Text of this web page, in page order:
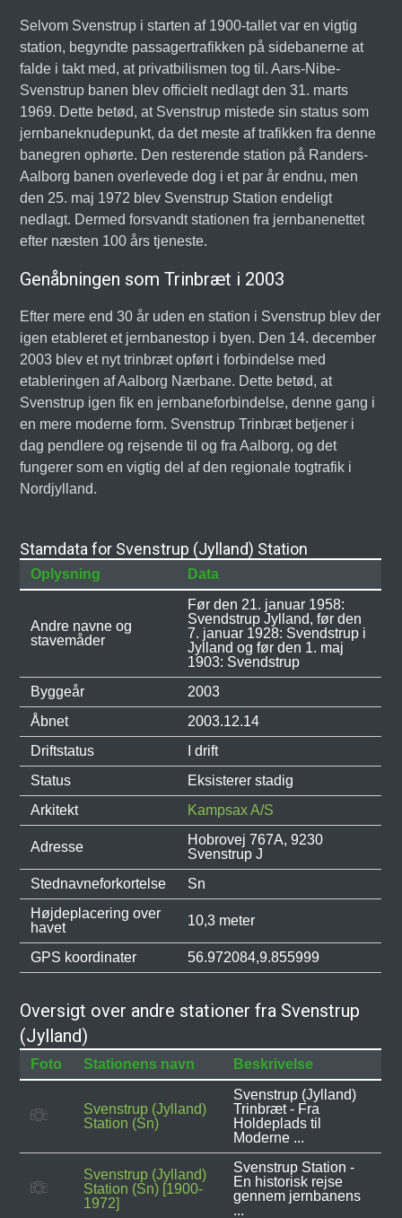
Selvom Svenstrup i starten af 1900-tallet var en vigtig
station, begyndte passagertrafikken på sidebanerne at
falde i takt med, at privatbilismen tog til. Aars-Nibe-
Svenstrup banen blev officielt nedlagt den 31. marts
1969. Dette betød, at Svenstrup mistede sin status som
jernbaneknudepunkt, da det meste af trafikken fra denne
banegren ophørte. Den resterende station på Randers-
Aalborg banen overlevede dog i et par år endnu, men
den 25. maj 1972 blev Svenstrup Station endeligt
nedlagt. Dermed forsvandt stationen fra jernbanenettet
efter næsten 100 års tjeneste.
Genåbningen som Trinbræt i 2003
Efter mere end 30 år uden en station i Svenstrup blev der
igen etableret et jernbanestop i byen. Den 14. december
2003 blev et nyt trinbræt opført i forbindelse med
etableringen af Aalborg Nærbane. Dette betød, at
Svenstrup igen fik en jernbaneforbindelse, denne gang i
en mere moderne form. Svenstrup Trinbræt betjener i
dag pendlere og rejsende til og fra Aalborg, og det
fungerer som en vigtig del af den regionale togtrafik i
Nordjylland.
Stamdata for Svenstrup (Jylland) Station
Oplysning Data
Andre navne og
stavemåder
Før den 21. januar 1958:
Svendstrup Jylland, før den
7. januar 1928: Svendstrup i
Jylland og før den 1. maj
1903: Svendstrup
Byggeår
2003
Åbnet
2003.12.14
Driftstatus
I drift
Status
Eksisterer stadig
Arkitekt
Kampsax A/S
Adresse
Hobrovej 767A, 9230
Svenstrup J
Stednavneforkortelse
Sn
Højdeplacering over
havet
10,3 meter
GPS koordinater 56.972084,9.855999
Oversigt over andre stationer fra Svenstrup
(Jylland)
Foto Stationens navn Beskrivelse
Svenstrup (Jylland)
Station (Sn)
Svenstrup (Jylland)
Trinbræt - Fra
Holdeplads til
Moderne ...
Svenstrup (Jylland)
Station (Sn) [1900-
1972]
Svenstrup Station -
En historisk rejse
gennem jernbanens
...